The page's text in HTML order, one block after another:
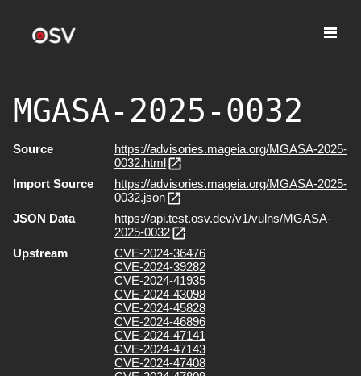
MGASA-2025-0032
Source
https://advisories.mageia.org/MGASA-2025-
0032.html
Import Source
https://advisories.mageia.org/MGASA-2025-
0032.json
JSON Data
https://api.test.osv.dev/v1/vulns/MGASA-
2025-0032
Upstream
CVE-2024-36476
CVE-2024-39282
CVE-2024-41935
CVE-2024-43098
CVE-2024-45828
CVE-2024-46896
CVE-2024-47141
CVE-2024-47143
CVE-2024-47408